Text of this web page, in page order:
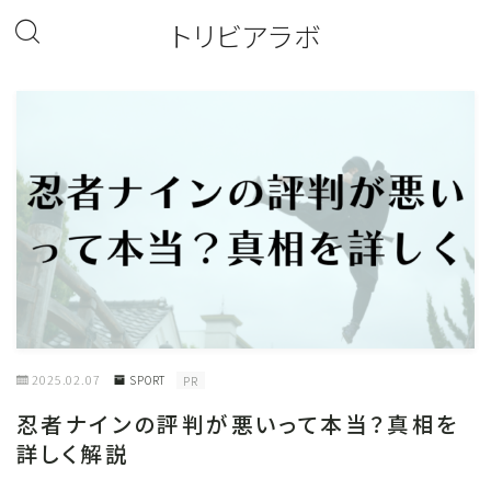
トリビアラボ
2025.02.07 SPORT PR
忍者ナインの評判が悪いって本当？真相を
詳しく解説